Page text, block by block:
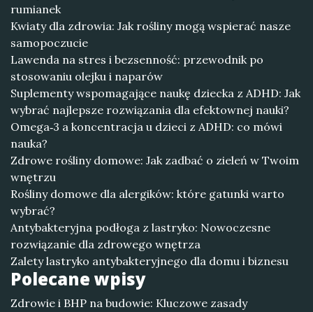
rumianek
Kwiaty dla zdrowia: Jak rośliny mogą wspierać nasze
samopoczucie
Lawenda na stres i bezsenność: przewodnik po
stosowaniu olejku i naparów
Suplementy wspomagające naukę dziecka z ADHD: Jak
wybrać najlepsze rozwiązania dla efektownej nauki?
Omega‑3 a koncentracja u dzieci z ADHD: co mówi
nauka?
Zdrowe rośliny domowe: Jak zadbać o zieleń w Twoim
wnętrzu
Rośliny domowe dla alergików: które gatunki warto
wybrać?
Antybakteryjna podłoga z lastryko: Nowoczesne
rozwiązanie dla zdrowego wnętrza
Zalety lastryko antybakteryjnego dla domu i biznesu
Polecane wpisy
Zdrowie i BHP na budowie: Kluczowe zasady